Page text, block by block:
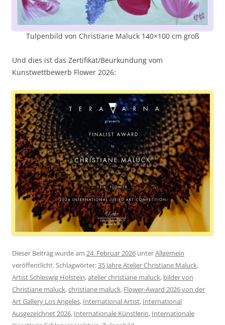
Tulpenbild von Christiane Maluck 140×100 cm groß
Und dies ist das Zertifikat/Beurkundung vom
Kunstwettbewerb Flower 2026:
Dieser Beitrag wurde am 24. Februar 2026 unterAllgemein
veröffentlicht. Schlagwörter:35 Jahre Atelier Christiane Maluck,
Artist Schleswig Holstein,atelier christiane maluck, bilder von
Christiane maluck,christiane maluck, Flower-Award 2026 von der
Art Gallery Los Angeles, International Artist, International
Ausgezeichnet 2026, Internationale Künstlerin, Internationale